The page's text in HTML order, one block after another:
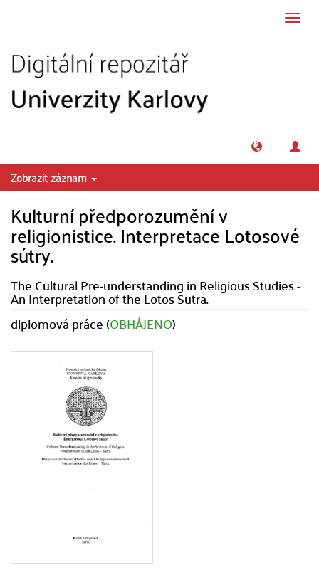
Zobrazit záznam
Kulturní předporozumění v
religionistice. Interpretace Lotosové
sútry.
The Cultural Pre-understanding in Religious Studies -
An Interpretation of the Lotos Sutra.
diplomová práce (OBHÁJENO)